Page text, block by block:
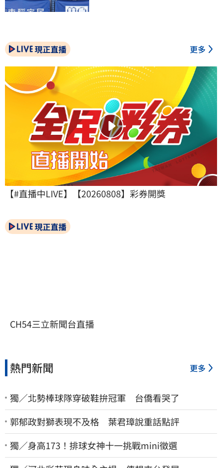
現正直播 更多
【#直播中LIVE】【20260808】彩券開獎
現正直播
CH54三立新聞台直播
熱門新聞 更多
獨／北勢棒球隊穿破鞋拚冠軍 台僑看哭了
郭郁政對獅表現不及格 葉君璋說重話點評
獨／身高173！排球女神十一挑戰mini徵選